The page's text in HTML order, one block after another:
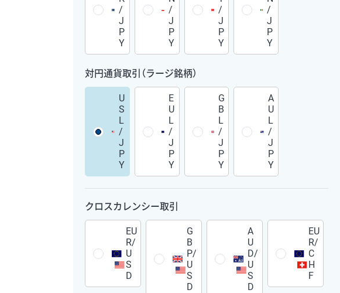
/
J
P
Y
/
J
P
Y
/
J
P
Y
/
J
P
Y
対円通貨取引（ラージ銘柄）
U
S
L
/
J
P
Y
E
U
L
/
J
P
Y
G
B
L
/
J
P
Y
A
U
L
/
J
P
Y
クロスカレンシー取引
EU
R/
U
S
D
G
B
P/
U
S
D
A
U
D/
U
S
D
EU
R/
C
H
F